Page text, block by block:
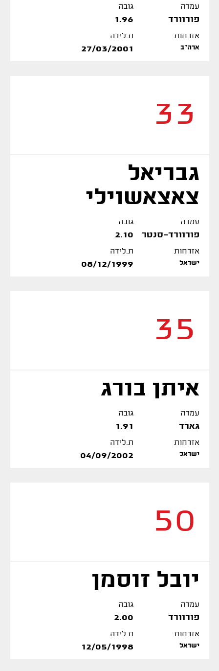
עמדה
פורוורד
גובה
1.96
אזרחות
ארה''ב
ת.לידה
27/03/2001
33
גבריאל
צאצאשוילי
עמדה
פורוורד-סנטר
גובה
2.10
אזרחות
ישראל
ת.לידה
08/12/1999
35
איתן בורג
עמדה
גארד
גובה
1.91
אזרחות
ישראל
ת.לידה
04/09/2002
50
יובל זוסמן
עמדה
פורוורד
גובה
2.00
אזרחות
ישראל
ת.לידה
12/05/1998